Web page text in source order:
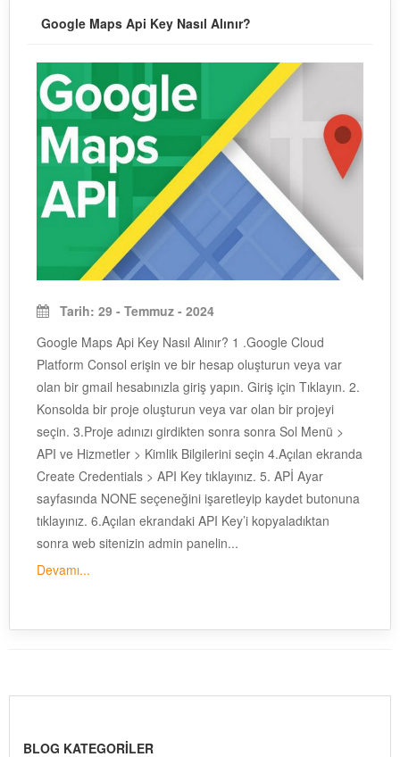
Google Maps Api Key Nasıl Alınır?
Tarih: 29 - Temmuz - 2024
Google Maps Api Key Nasıl Alınır? 1 .Google Cloud
Platform Consol erişin ve bir hesap oluşturun veya var
olan bir gmail hesabınızla giriş yapın. Giriş için Tıklayın. 2.
Konsolda bir proje oluşturun veya var olan bir projeyi
seçin. 3.Proje adınızı girdikten sonra sonra Sol Menü >
API ve Hizmetler > Kimlik Bilgilerini seçin 4.Açılan ekranda
Create Credentials > API Key tıklayınız. 5. APİ Ayar
sayfasında NONE seçeneğini işaretleyip kaydet butonuna
tıklayınız. 6.Açılan ekrandaki API Key’i kopyaladıktan
sonra web sitenizin admin panelin...
Devamı...
BLOG KATEGORILER